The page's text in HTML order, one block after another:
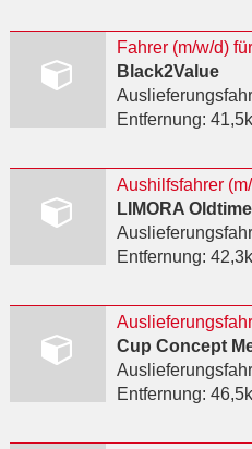
Fahrer (m/w/d)
Black2Value
Entfernung:
LIMORA
Entfernung:
Cup Concept
Entfernung: